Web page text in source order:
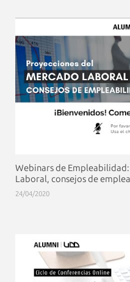
Webinars de
Laboral, consejos de
24/04/2020